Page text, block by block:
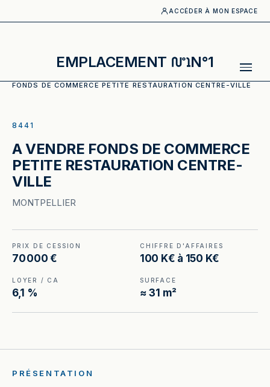
ACCÉDER À MON ESPACE
EMPLACEMENT N°1
FONDS DE COMMERCE PETITE RESTAURATION CENTRE-VILLE
8441
A VENDRE FONDS DE COMMERCE
PETITE RESTAURATION CENTRE-
VILLE
MONTPELLIER
PRIX DE CESSION
70 000 €
CHIFFRE D'AFFAIRES
100 K€ à 150 K€
LOYER / CA
6,1 %
SURFACE
≈ 31 m²
PRÉSENTATION